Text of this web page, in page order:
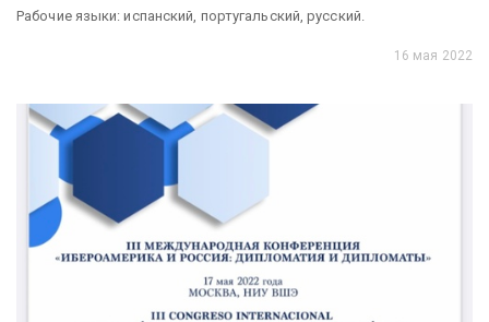
Рабочие языки: испанский, португальский, русский.
16 мая 2022